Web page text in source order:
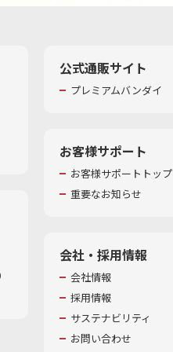
公式通販サイト
プレミアムバンダイ
お客様サポート
お客様サポートトップ
重要なお知らせ
会社・採用情報
会社情報
採用情報
サステナビリティ
お問い合わせ